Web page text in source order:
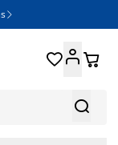


 